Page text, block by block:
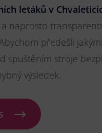
letáků v
naprosto
předešli
spuštěním stroje
výsledek.